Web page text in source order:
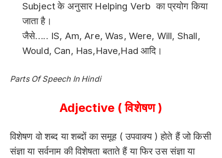
Subject के अनुसार Helping Verb का प्रयोग किया
जाता है।
जैसे….. IS, Am, Are, Was, Were, Will, Shall,
Would, Can, Has,Have,Had आदि।
Parts Of Speech In Hindi
Adjective ( विशेषण )
विशेषण वो शब्द या शब्दों का समूह ( उपवाक्य ) होते हैं जो किसी
संज्ञा या सर्वनाम की विशेषता बताते हैं या फिर उस संज्ञा या